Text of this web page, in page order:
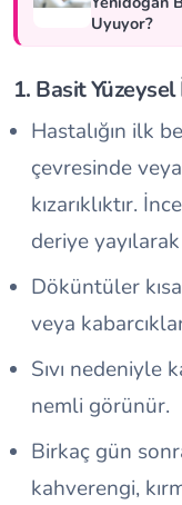
Uyuyor?
1. Basit
Hastalığın ilk
çevresinde
kızarıklıktır.
deriye
Döküntüler
veya
Sıvı nedeniyle
nemli görünür.
Birkaç gün
kahverengi,